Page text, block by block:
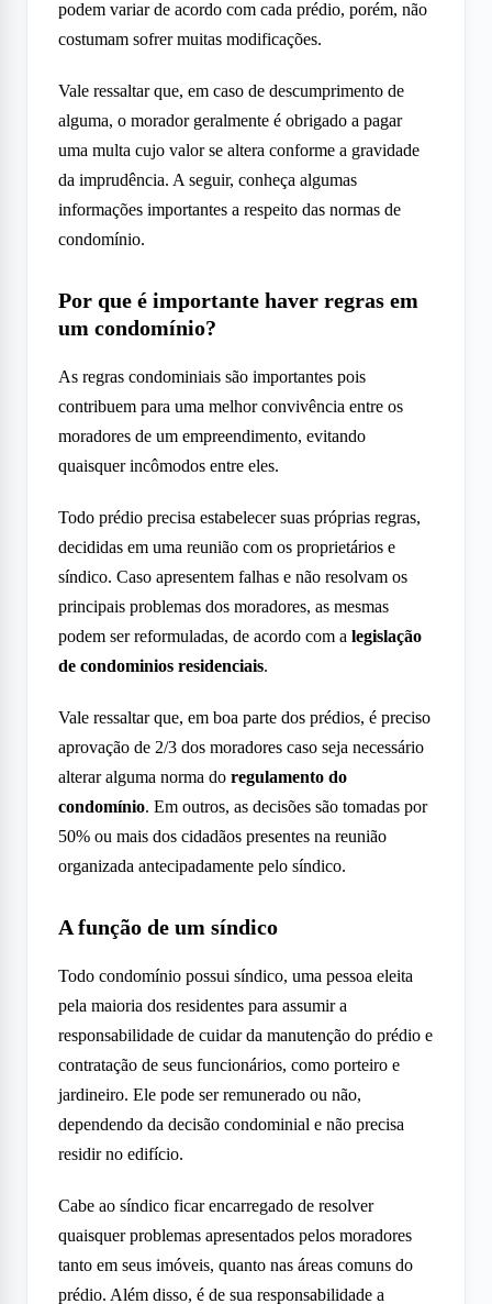
podem variar de acordo com cada prédio, porém, não
costumam sofrer muitas modificações.
Vale ressaltar que, em caso de descumprimento de
alguma, o morador geralmente é obrigado a pagar
uma multa cujo valor se altera conforme a gravidade
da imprudência. A seguir, conheça algumas
informações importantes a respeito das normas de
condomínio.
Por que é importante haver regras em
um condomínio?
As regras condominiais são importantes pois
contribuem para uma melhor convivência entre os
moradores de um empreendimento, evitando
quaisquer incômodos entre eles.
Todo prédio precisa estabelecer suas próprias regras,
decididas em uma reunião com os proprietários e
síndico. Caso apresentem falhas e não resolvam os
principais problemas dos moradores, as mesmas
podem ser reformuladas, de acordo com a legislação
de condominios residenciais.
Vale ressaltar que, em boa parte dos prédios, é preciso
aprovação de 2/3 dos moradores caso seja necessário
alterar alguma norma do regulamento do
condomínio. Em outros, as decisões são tomadas por
50% ou mais dos cidadãos presentes na reunião
organizada antecipadamente pelo síndico.
A função de um síndico
Todo condomínio possui síndico, uma pessoa eleita
pela maioria dos residentes para assumir a
responsabilidade de cuidar da manutenção do prédio e
contratação de seus funcionários, como porteiro e
jardineiro. Ele pode ser remunerado ou não,
dependendo da decisão condominial e não precisa
residir no edifício.
Cabe ao síndico ficar encarregado de resolver
quaisquer problemas apresentados pelos moradores
tanto em seus imóveis, quanto nas áreas comuns do
prédio. Além disso, é de sua responsabilidade a